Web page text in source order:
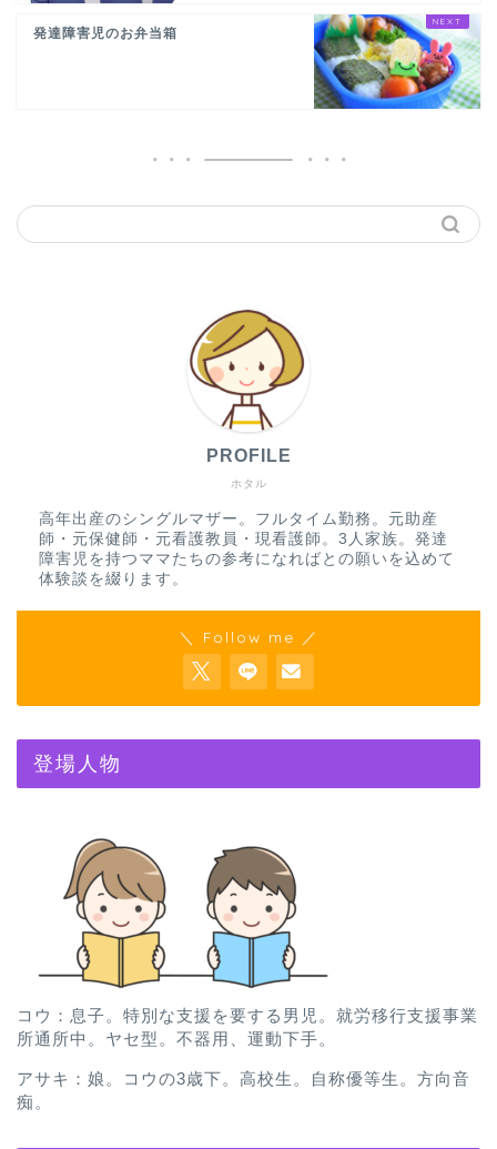
発達障害児のお弁当箱
ホタル
PROFILE
高年出産のシングルマザー。フルタイム勤務。元助産
師・元保健師・元看護教員・現看護師。3人家族。発達
障害児を持つママたちの参考になればとの願いを込めて
体験談を綴ります。
＼ Follow me ／
登場人物
コウ：息子。特別な支援を要する男児。就労移行支援事業
所通所中。ヤセ型。不器用、運動下手。
アサキ：娘。コウの3歳下。高校生。自称優等生。方向音
痴。